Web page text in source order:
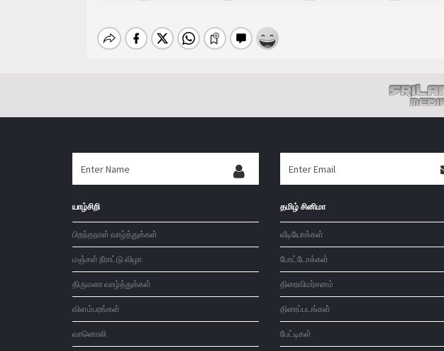
யாழ்சிறி
பிறந்தநாள் வாழ்த்துக்கள்
மஞ்சள் நீராட்டு விழா
திருமண வாழ்த்துக்கள்
விளம்பரங்கள்
வானொலி
தமிழ் சினிமா
வீடியோக்கள்
போட்டோக்கள்
திரைவிமர்சனம்
திரைப்படங்கள்
பேட்டிகள்